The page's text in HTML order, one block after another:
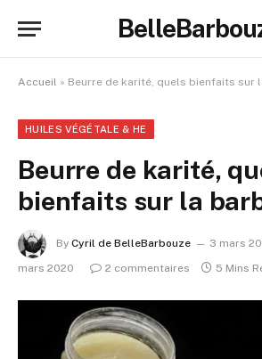
Accueil » Beurre de karité, quels bienfaits sur
HUILES VÉGÉTALE & HE
Beurre de karité,
bienfaits sur la
By Cyril de BelleBarbouze 3 mars
mars 2020
2 commentaires 5 Mins